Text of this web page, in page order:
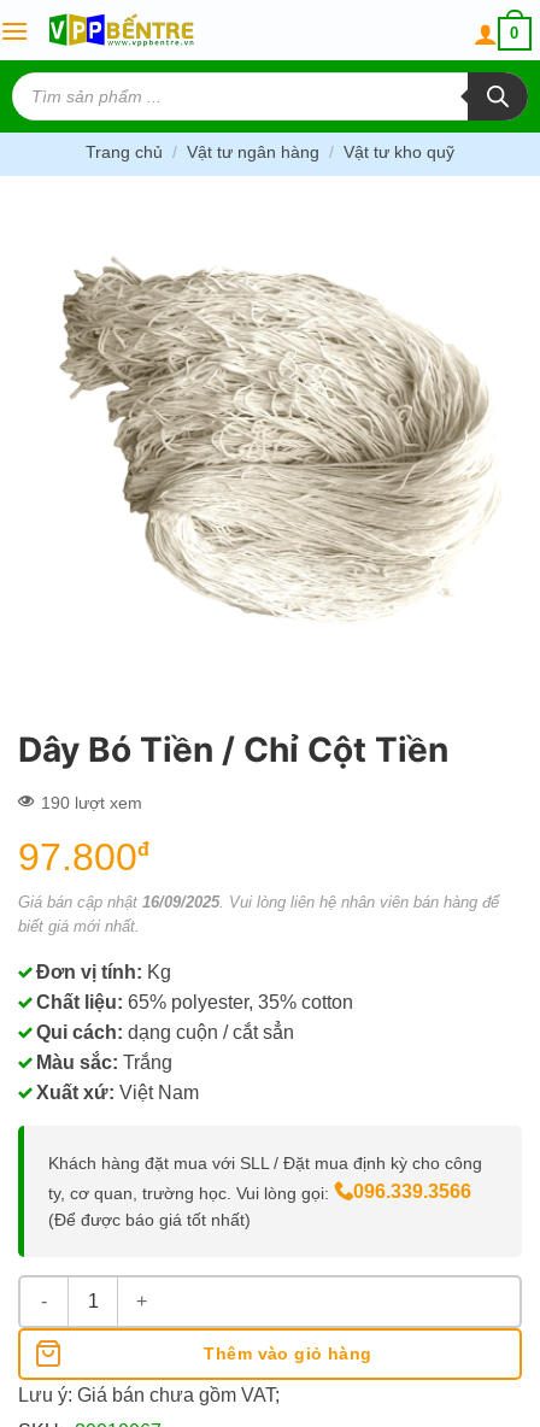
to
content
0
Tìm
kiếm
sản
phẩm
Trang chủ / Vật tư ngân hàng / Vật tư kho quỹ
Dây Bó Tiền / Chỉ Cột Tiền
190 lượt xem
97.800đ
Giá bán cập nhật 16/09/2025. Vui lòng liên hệ nhân viên bán hàng để
biết giá mới nhất.
Đơn vị tính: Kg
Chất liệu: 65% polyester, 35% cotton
Qui cách: dạng cuộn / cắt sẳn
Màu sắc: Trắng
Xuất xứ: Việt Nam
Khách hàng đặt mua với SLL / Đặt mua định kỳ cho công
ty, cơ quan, trường học. Vui lòng gọi:
096.339.3566
(Để được báo giá tốt nhất)
Dây Bó Tiền / Chỉ Cột Tiền số lượng
Thêm vào giỏ hàng
Lưu ý: Giá bán chưa gồm VAT;